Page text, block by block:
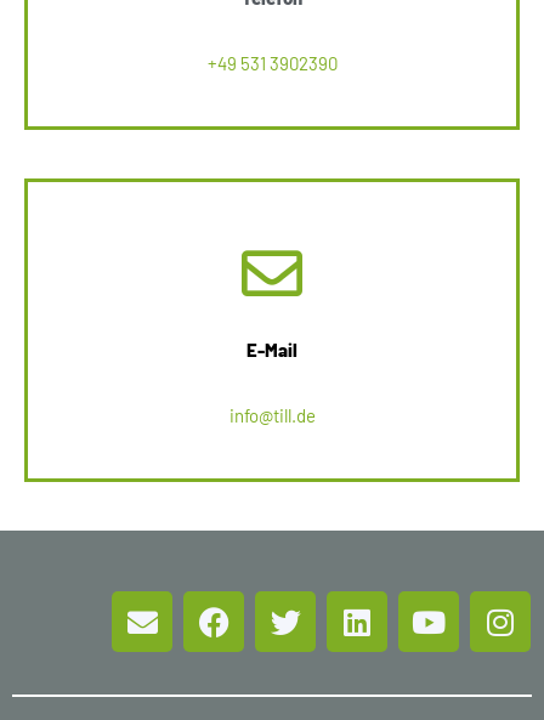
+49 531 3902390
E-Mail
info@till.de